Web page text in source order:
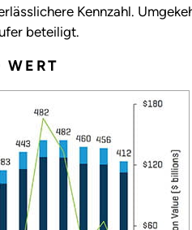
Kennzahl.
beteiligt.